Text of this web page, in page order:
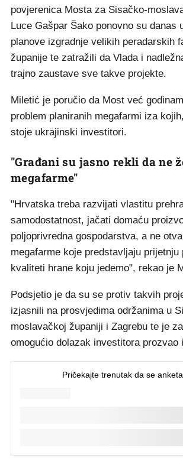
povjerenica Mosta za Sisačko-
Luce Gašpar Šako ponovno su danas
planove izgradnje velikih peradarskih
županije te zatražili da Vlada i
trajno zaustave sve takve projekte.
Miletić je poručio da Most već
problem planiranih megafarmi iza
stoje ukrajinski investitori.
"Građani su jasno rekli da ne
megafarme"
"Hrvatska treba razvijati vlastitu
samodostatnost, jačati domaću
poljoprivredna gospodarstva, a ne
megafarme koje predstavljaju prijetnju
kvaliteti hrane koju jedemo", rekao je
Podsjetio je da su se protiv takvih
izjasnili na prosvjedima održanima u
moslavačkoj županiji i Zagrebu te je
omogućio dolazak investitora prozvao